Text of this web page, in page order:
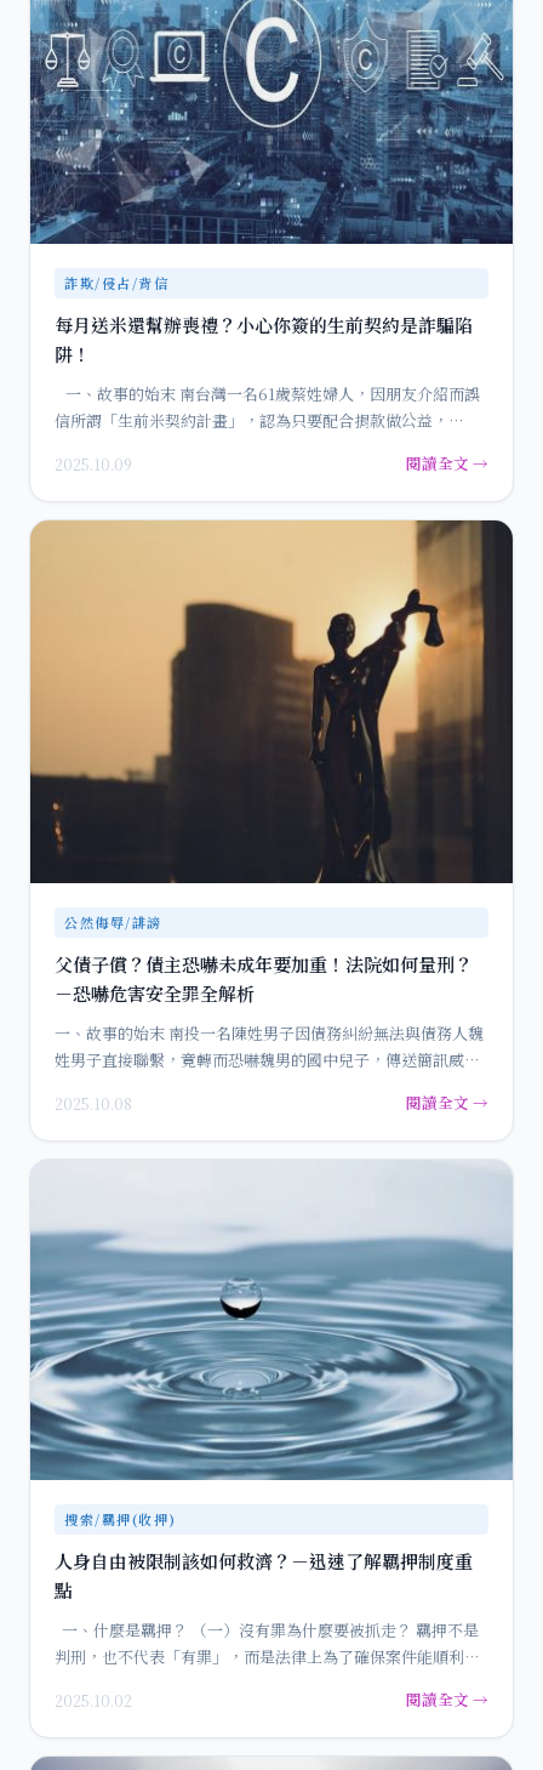
詐欺/侵占/背信
每月送米還幫辦喪禮？小心你簽的生前契約是詐騙陷
阱！
信所謂「生前米契約計畫」，認為只要配合捐款做公益，…
2025.10.09 閱讀全文 →
公然侮辱/誹謗
父債子償？債主恐嚇未成年要加重！法院如何量刑？
－恐嚇危害安全罪全解析
一、故事的始末 南投一名陳姓男子因債務糾紛無法與債務人魏
姓男子直接聯繫，竟轉而恐嚇魏男的國中兒子，傳送簡訊威脅
2025.10.08 閱讀全文 →
搜索/羈押(收押)
人身自由被限制該如何救濟？－迅速了解羈押制度重
點
一、什麼是羈押？ （一）沒有罪為什麼要被抓走？ 羈押不是
判刑，也不代表「有罪」，而是法律上為了確保案件能順利
2025.10.02 閱讀全文 →